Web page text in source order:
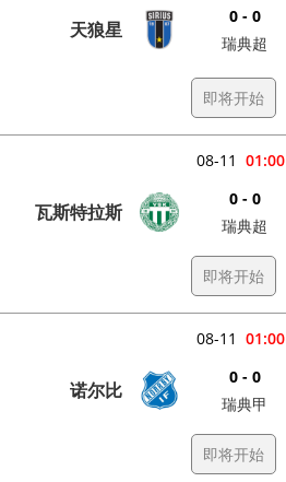
天狼星
0 - 0
瑞典超
即将开始
01:00
08-11
瓦斯特拉斯
0 - 0
瑞典超
即将开始
01:00
08-11
诺尔比
0 - 0
瑞典甲
即将开始